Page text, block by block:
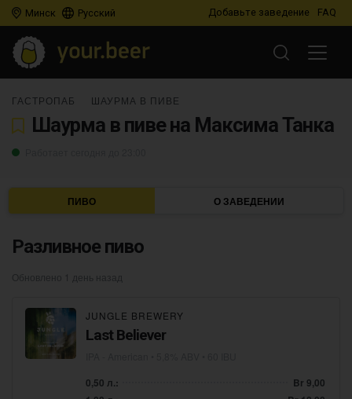
Минск Русский Добавьте заведение FAQ
ГАСТРОПАБ ШАУРМА В ПИВЕ
Шаурма в пиве на Максима Танка
ПИВО О ЗАВЕДЕНИИ
Разливное пиво
Обновлено 1 день назад
JUNGLE BREWERY
Last Believer
0,50 л.:
Br 9,00